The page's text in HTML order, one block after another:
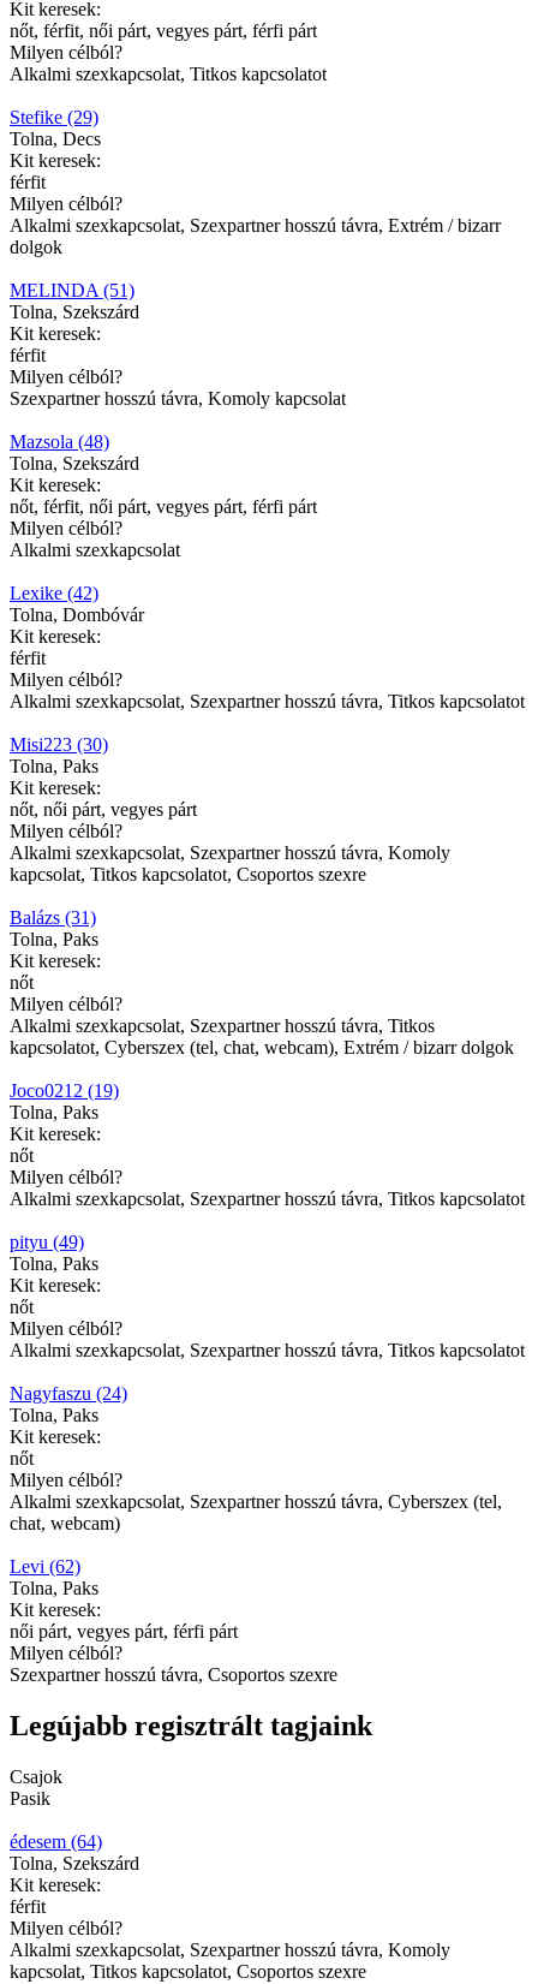
Kit keresek:
nőt, férfit, női párt, vegyes párt, férfi párt
Milyen célból?
Alkalmi szexkapcsolat, Titkos kapcsolatot
Stefike (29)
Tolna, Decs
Kit keresek:
férfit
Milyen célból?
Alkalmi szexkapcsolat, Szexpartner hosszú távra, Extrém / bizarr
dolgok
MELINDA (51)
Tolna, Szekszárd
Kit keresek:
férfit
Milyen célból?
Szexpartner hosszú távra, Komoly kapcsolat
Mazsola (48)
Tolna, Szekszárd
Kit keresek:
nőt, férfit, női párt, vegyes párt, férfi párt
Milyen célból?
Alkalmi szexkapcsolat
Lexike (42)
Tolna, Dombóvár
Kit keresek:
férfit
Milyen célból?
Alkalmi szexkapcsolat, Szexpartner hosszú távra, Titkos kapcsolatot
Misi223 (30)
Tolna, Paks
Kit keresek:
nőt, női párt, vegyes párt
Milyen célból?
Alkalmi szexkapcsolat, Szexpartner hosszú távra, Komoly
kapcsolat, Titkos kapcsolatot, Csoportos szexre
Balázs (31)
Tolna, Paks
Kit keresek:
nőt
Milyen célból?
Alkalmi szexkapcsolat, Szexpartner hosszú távra, Titkos
kapcsolatot, Cyberszex (tel, chat, webcam), Extrém / bizarr dolgok
Joco0212 (19)
Tolna, Paks
Kit keresek:
nőt
Milyen célból?
Alkalmi szexkapcsolat, Szexpartner hosszú távra, Titkos kapcsolatot
pityu (49)
Tolna, Paks
Kit keresek:
nőt
Milyen célból?
Alkalmi szexkapcsolat, Szexpartner hosszú távra, Titkos kapcsolatot
Nagyfaszu (24)
Tolna, Paks
Kit keresek:
nőt
Milyen célból?
Alkalmi szexkapcsolat, Szexpartner hosszú távra, Cyberszex (tel,
chat, webcam)
Levi (62)
Tolna, Paks
Kit keresek:
női párt, vegyes párt, férfi párt
Milyen célból?
Szexpartner hosszú távra, Csoportos szexre
Legújabb regisztrált tagjaink
Csajok
Pasik
édesem (64)
Tolna, Szekszárd
Kit keresek:
férfit
Milyen célból?
Alkalmi szexkapcsolat, Szexpartner hosszú távra, Komoly
kapcsolat, Titkos kapcsolatot, Csoportos szexre